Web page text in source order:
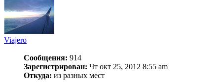
Viajero
Сообщения: 914
Зарегистрирован: Чт окт 25, 2012 8:55 am
Откуда: из разных мест